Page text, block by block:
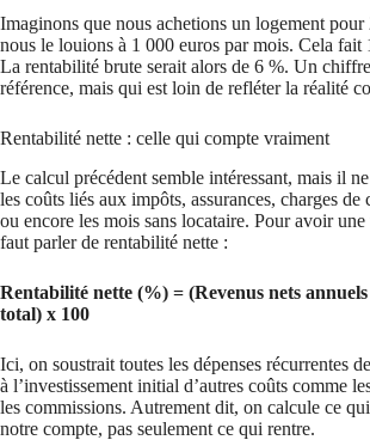
Imaginons que nous achetions un logement pour
nous le louions à 1 000 euros par mois. Cela fait
La rentabilité brute serait alors de 6 %. Un
référence, mais qui est loin de refléter la réalité
Rentabilité nette : celle qui compte vraiment
Le calcul précédent semble intéressant, mais il
les coûts liés aux impôts, assurances, charges de
ou encore les mois sans locataire. Pour avoir
faut parler de rentabilité nette :
Rentabilité nette (%) = (Revenus nets
total) x 100
Ici, on soustrait toutes les dépenses récurrentes
à l’investissement initial d’autres coûts comme
les commissions. Autrement dit, on calcule ce
notre compte, pas seulement ce qui rentre.